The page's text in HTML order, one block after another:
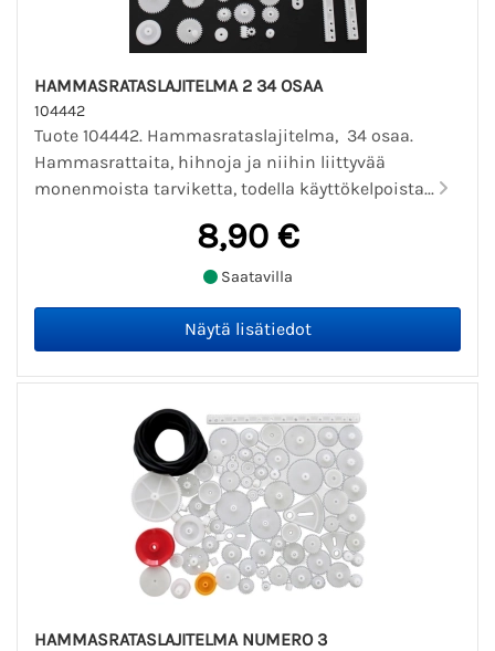
HAMMASRATASLAJITELMA 2 34 OSAA
104442
Tuote 104442. Hammasrataslajitelma, 34 osaa.
Hammasrattaita, hihnoja ja niihin liittyvää
monenmoista tarviketta, todella käyttökelpoista...
8,90 €
Saatavilla
HAMMASRATASLAJITELMA NUMERO 3